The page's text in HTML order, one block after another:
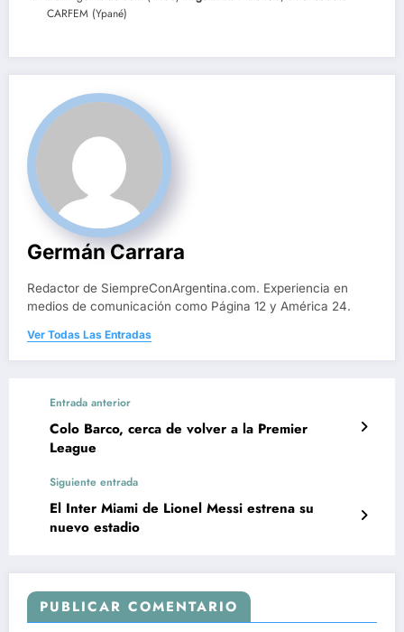
CARFEM (Ypané)
Germán Carrara
Redactor de SiempreConArgentina.com. Experiencia en
medios de comunicación como Página 12 y América 24.
Ver Todas Las Entradas
Entrada anterior
Colo Barco, cerca de volver a la Premier
League
Siguiente entrada
El Inter Miami de Lionel Messi estrena su
nuevo estadio
PUBLICAR COMENTARIO